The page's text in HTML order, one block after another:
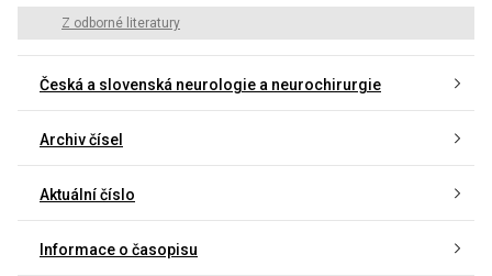
Z odborné literatury
Česká a slovenská neurologie a neurochirurgie
Archiv čísel
Aktuální číslo
Informace o časopisu